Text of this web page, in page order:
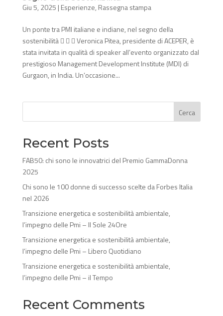
Giu 5, 2025 | Esperienze, Rassegna stampa
Un ponte tra PMI italiane e indiane, nel segno della
sostenibilità    Veronica Pitea, presidente di ACEPER, è
stata invitata in qualità di speaker all’evento organizzato dal
prestigioso Management Development Institute (MDI) di
Gurgaon, in India. Un’occasione...
Cerca
Recent Posts
FAB50: chi sono le innovatrici del Premio GammaDonna
2025
Chi sono le 100 donne di successo scelte da Forbes Italia
nel 2026
Transizione energetica e sostenibilità ambientale,
l’impegno delle Pmi – Il Sole 24Ore
Transizione energetica e sostenibilità ambientale,
l’impegno delle Pmi – Libero Quotidiano
Transizione energetica e sostenibilità ambientale,
l’impegno delle Pmi – il Tempo
Recent Comments